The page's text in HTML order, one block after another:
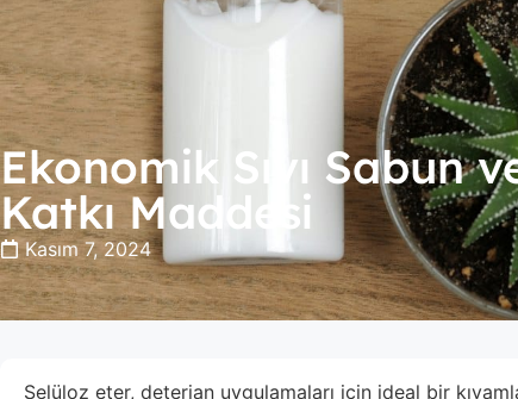
Ekonomik Sıvı Sabun
Katkı Maddesi
Kasım 7, 2024
Selüloz eter, deterjan uygulamaları için ideal bir